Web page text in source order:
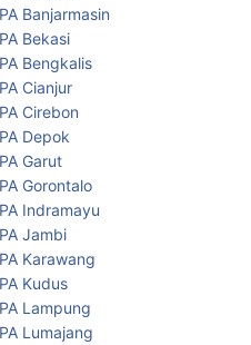
Banjarmasin
Bekasi
Bengkalis
Cianjur
Cirebon
Depok
Garut
Gorontalo
Indramayu
Jambi
Karawang
Kudus
Lampung
Lumajang